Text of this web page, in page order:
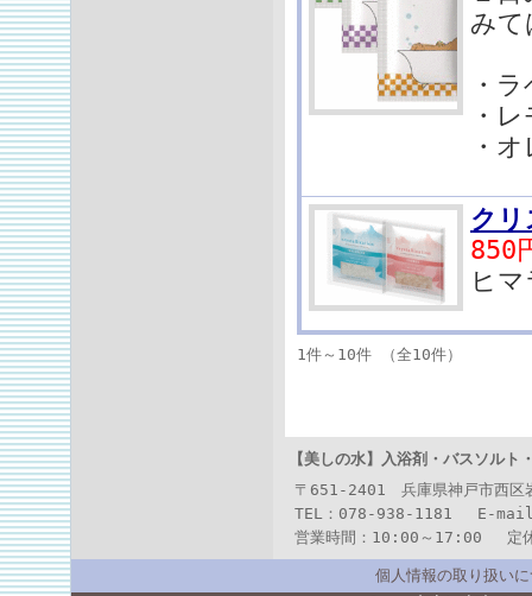
みて
・
・
・
ク
850
ヒ
1件～10件 （全10件）
【美しの水】 入浴剤・バスソルト
〒651-2401 兵庫県神戸市西区
TEL：078-938-1181 E-
営業時間：10:00～17:00 定休
個人情報の取り扱い